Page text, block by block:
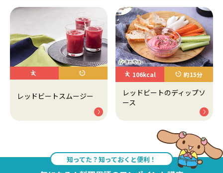
レッドビートスムージー
106kcal 約15分
レッドビートのディップソ
ース
知ってた？知っておくと便利！